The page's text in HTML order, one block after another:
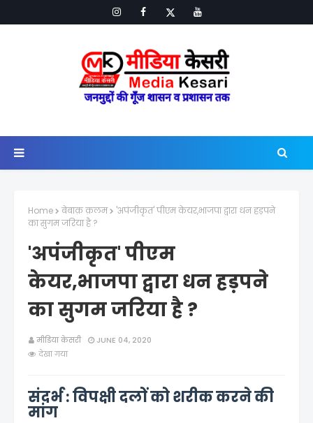
Home बेबाक़ क़लम
'अपंजीकृत' पीएम केयर,भाजपा द्वारा धन हड़पने
का सुगम जरिया है ?
'अपंजीकृत' पीएम
केयर,भाजपा द्वारा धन हड़पने
का सुगम जरिया है ?
मीडिया केसरी
JUNE 04, 2020
देखा गया
संदर्भ : विपक्षी दलों को शरीक करने की
मांग